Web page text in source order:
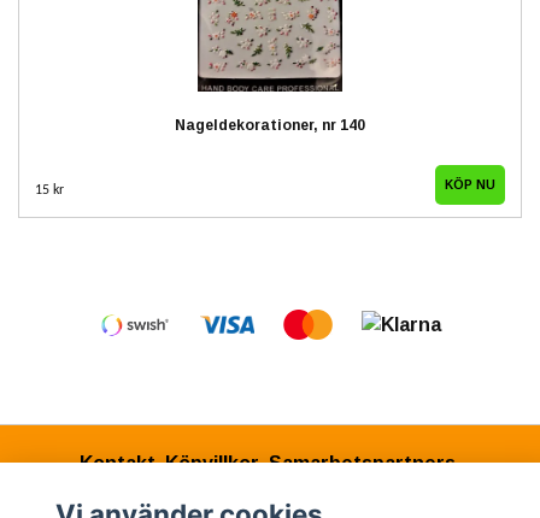
Nageldekorationer, nr 140
15 kr
Kontakt Köpvillkor Samarbetspartners